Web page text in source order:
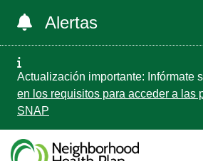
Alertas
Actualización importante: Infórmate
en los requisitos para acceder a las
SNAP